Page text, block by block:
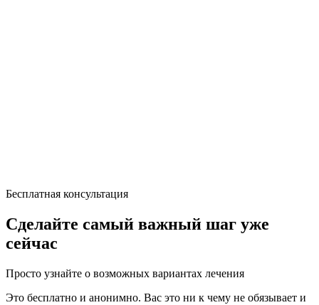
Бесплатная консультация
Сделайте самый важный шаг уже
сейчас
Просто узнайте о возможных вариантах лечения
Это бесплатно и анонимно. Вас это ни к чему не обязывает и